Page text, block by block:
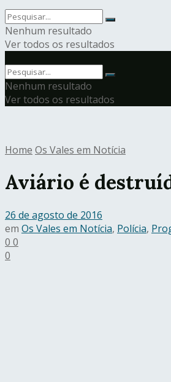
Nenhum resultado
Ver todos os resultados
Nenhum resultado
Ver todos os resultados
Home Os Vales em Notícia
Aviário é
26 de agosto de 2016
em Os Vales em Notícia, Polícia,
0 0
0